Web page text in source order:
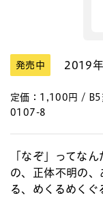
発売中 2019
定価：1,100円 /
0107-8
「なぞ」ってな
の、正体不明の
る、めくるめく